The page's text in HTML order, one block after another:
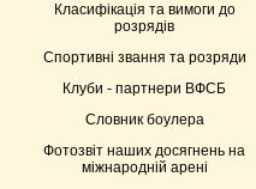
Класифікація та вимоги до
розрядів
Спортивні звання та розряди
Клуби - партнери ВФСБ
Словник боулера
Фотозвіт наших досягнень на
міжнародній арені